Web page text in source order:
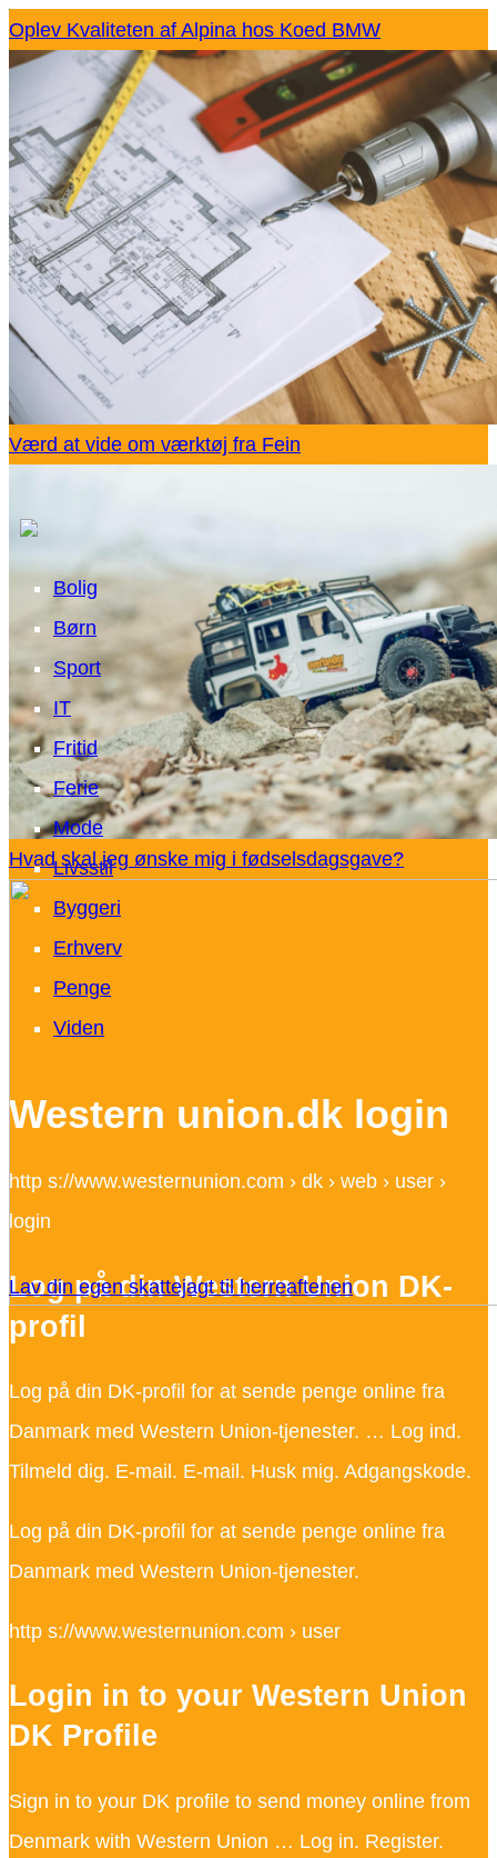
Oplev Kvaliteten af Alpina hos Koed BMW
Værd at vide om værktøj fra Fein
Hvad skal jeg ønske mig i fødselsdagsgave?
Lav din egen skattejagt til herreaftenen
Bolig
Børn
Sport
IT
Fritid
Ferie
Mode
Livsstil
Byggeri
Erhverv
Penge
Viden
Western union.dk login
http s://www.westernunion.com › dk › web › user ›
login
Log på din Western Union DK-
profil
Log på din DK-profil for at sende penge online fra
Danmark med Western Union-tjenester. … Log ind.
Tilmeld dig. E-mail. E-mail. Husk mig. Adgangskode.
Log på din DK-profil for at sende penge online fra
Danmark med Western Union-tjenester.
http s://www.westernunion.com › user
Login in to your Western Union
DK Profile
Sign in to your DK profile to send money online from
Denmark with Western Union … Log in. Register.